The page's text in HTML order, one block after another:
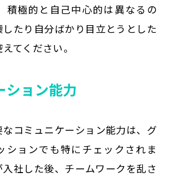
積極的と自己中心的は異なるの
たり自分ばかり目立とうとした
てください。
ション能力
コミュニケーション能力は、グ
ションでも特にチェックされま
社した後、チームワークを乱さ